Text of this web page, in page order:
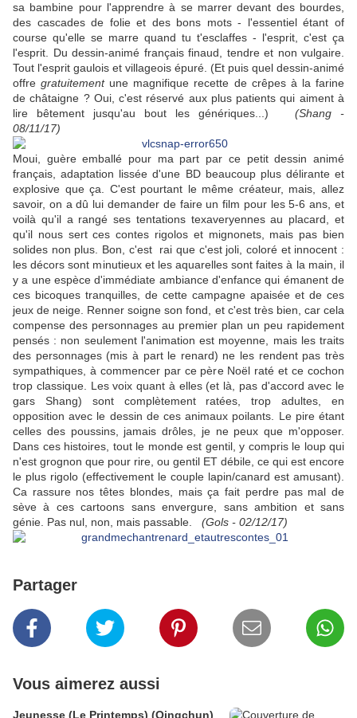
sa bambine pour l'apprendre à se marrer devant des bourdes,
des cascades de folie et des bons mots - l'essentiel étant of
course qu'elle se marre quand tu t'esclaffes - l'esprit, c'est ça
l'esprit. Du dessin-animé français finaud, tendre et non vulgaire.
Tout l'esprit gaulois et villageois épuré. (Et puis quel dessin-animé
offregratuitementune magnifique recette de crêpes à la farine
de châtaigne ? Oui, c'est réservé aux plus patients qui aiment à
lire bêtement jusqu'au bout les génériques...) (Shang -
08/11/17)
Moui, guère emballé pour ma part par ce petit dessin animé
français, adaptation lissée d'une BD beaucoup plus délirante et
explosive que ça. C'est pourtant le même créateur, mais, allez
savoir, on a dû lui demander de faire un film pour les 5-6 ans, et
voilà qu'il a rangé ses tentations texaveryennes au placard, et
qu'il nous sert ces contes rigolos et mignonets, mais pas bien
solides non plus. Bon, c'est rai que c'est joli, coloré et innocent :
les décors sont minutieux et les aquarelles sont faites à la main, il
y a une espèce d'immédiate ambiance d'enfance qui émanent de
ces bicoques tranquilles, de cette campagne apaisée et de ces
jeux de neige. Renner soigne son fond, et c'est très bien, car cela
compense des personnages au premier plan un peu rapidement
pensés : non seulement l'animation est moyenne, mais les traits
des personnages (mis à part le renard) ne les rendent pas très
sympathiques, à commencer par ce père Noël raté et ce cochon
trop classique. Les voix quant à elles (et là, pas d'accord avec le
gars Shang) sont complètement ratées, trop adultes, en
opposition avec le dessin de ces animaux poilants. Le pire étant
celles des poussins, jamais drôles, je ne peux que m'opposer.
Dans ces histoires, tout le monde est gentil, y compris le loup qui
n'est grognon que pour rire, ou gentil ET débile, ce qui est encore
le plus rigolo (effectivement le couple lapin/canard est amusant).
Ca rassure nos têtes blondes, mais ça fait perdre pas mal de
sève à ces cartoons sans envergure, sans ambition et sans
génie. Pas nul, non, mais passable.
(Gols - 02/12/17)
Partager
Vous aimerez aussi
Jeunesse (Le Printemps) (Qingchun)